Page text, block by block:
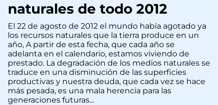
naturales de todo 2012
El 22 de agosto de 2012 el mundo había agotado ya
los recursos naturales que la tierra produce en un
año, A partir de esta fecha, que cada año se
adelanta en el calendario, estamos viviendo de
prestado. La degradación de los medios naturales se
traduce en una disminución de las superficies
productivas y nuestra deuda, que cada vez se hace
más pesada, es una mala herencia para las
generaciones futuras...